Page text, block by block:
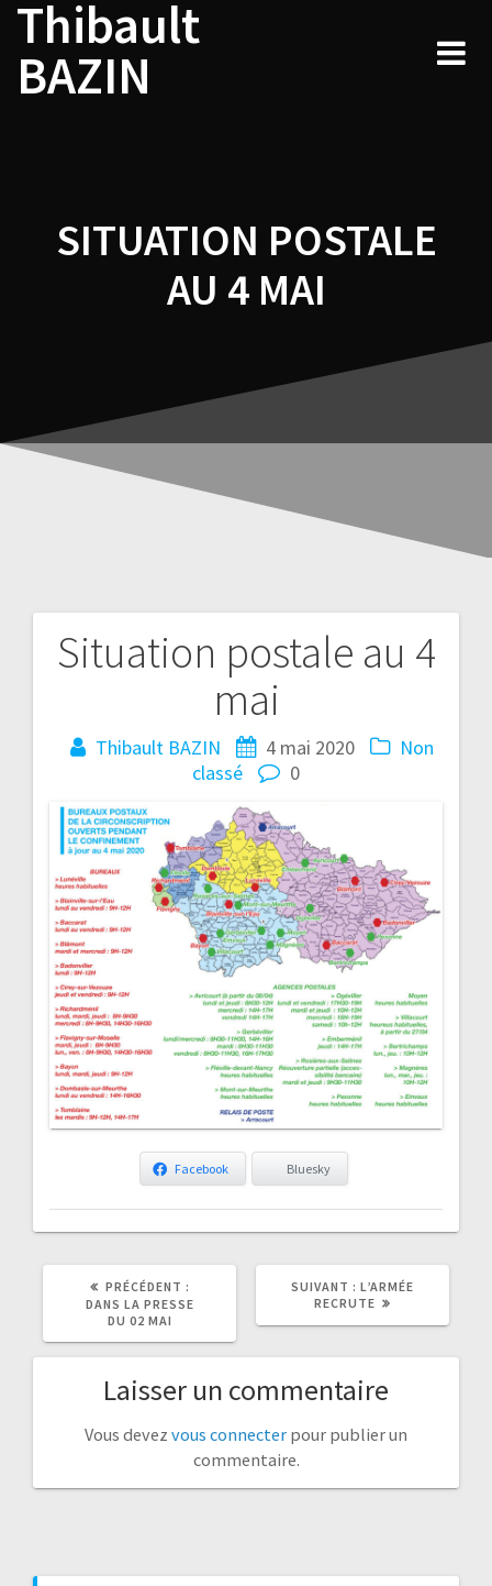
Skip
content
Thibault
BAZIN
SITUATION POSTALE
AU 4 MAI
Situation postale au 4
mai
Thibault BAZIN 4 mai 2020
Non
classé
0
Facebook Bluesky
Navigation
de
PRÉCÉDENT :
ARTICLE
PRÉCÉDENT
DANS LA PRESSE
DU 02 MAI
SUIVANT :
ARTICLE
L’ARMÉE
RECRUTE
Laisser un commentaire
Vous devez vous connecter pour publier un
commentaire.